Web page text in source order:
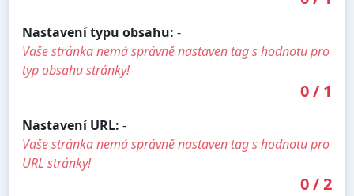
Nastavení typu obsahu: -
Vaše stránka nemá správně nastaven tag s hodnotu pro
typ obsahu stránky!
0/ 1
Nastavení URL: -
Vaše stránka nemá správně nastaven tag s hodnotu pro
URL stránky!
0/2